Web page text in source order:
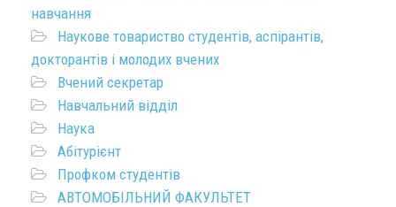
навчання
Наукове товариство студентів, аспірантів,
докторантів і молодих вчених
Вчений секретар
Навчальний відділ
Наука
Абітурієнт
Профком студентів
АВТОМОБІЛЬНИЙ ФАКУЛЬТЕТ